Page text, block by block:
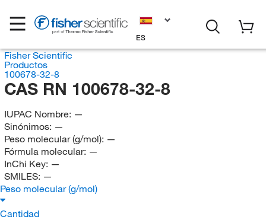
ES
Fisher Scientific
Productos
100678-32-8
CAS RN 100678-32-8
IUPAC Nombre: —
Sinónimos: —
Peso molecular (g/mol): —
Fórmula molecular: —
InChi Key: —
SMILES: —
Peso molecular (g/mol)
Cantidad